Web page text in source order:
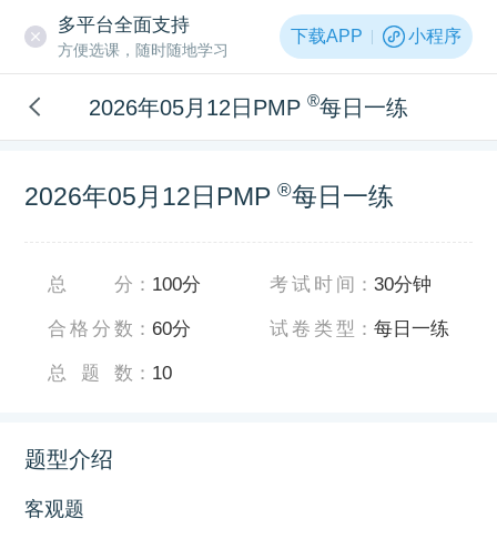
多平台全面支持
方便选课，随时随地学习
下载APP 小程序
2026年05月12日PMP ®每日一练
2026年05月12日PMP®每日一练
总分 ： 100分
合格分数 ：60分
总题数 ： 10
考试时间 ：30分钟
试卷类型 ：每日一练
题型介绍
客观题